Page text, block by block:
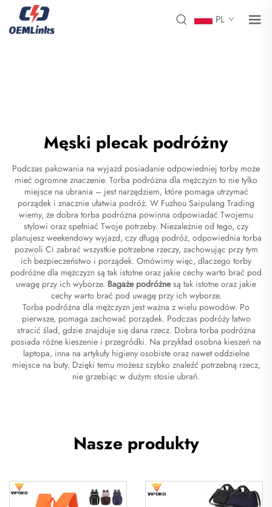
PL
Męski plecak podróżny
Podczas pakowania na wyjazd posiadanie odpowiedniej torby może
mieć ogromne znaczenie. Torba podróżna dla mężczyzn to nie tylko
miejsce na ubrania – jest narzędziem, które pomaga utrzymać
porządek i znacznie ułatwia podróż. W Fuzhou Saipulang Trading
wiemy, że dobra torba podróżna powinna odpowiadać Twojemu
stylowi oraz spełniać Twoje potrzeby. Niezależnie od tego, czy
planujesz weekendowy wyjazd, czy długą podróż, odpowiednia torba
pozwoli Ci zabrać wszystkie potrzebne rzeczy, zachowując przy tym
ich bezpieczeństwo i porządek. Omówimy więc, dlaczego torby
podróżne dla mężczyzn są tak istotne oraz jakie cechy warto brać pod
uwagę przy ich wyborze. Bagaże podróżnesą tak istotne oraz jakie
cechy warto brać pod uwagę przy ich wyborze.
Torba podróżna dla mężczyzn jest ważna z wielu powodów. Po
pierwsze, pomaga zachować porządek. Podczas podróży łatwo
stracić ślad, gdzie znajduje się dana rzecz. Dobra torba podróżna
posiada różne kieszenie i przegródki. Na przykład osobna kieszeń na
laptopa, inna na artykuły higieny osobiste oraz nawet oddzielne
miejsce na buty. Dzięki temu możesz szybko znaleźć potrzebną rzecz,
nie grzebiąc w dużym stosie ubrań.
Nasze produkty